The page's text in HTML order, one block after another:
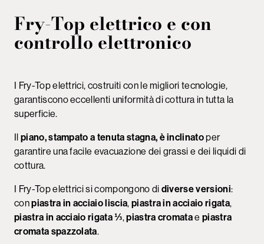
Fry-Top elettrico e con
controllo elettronico
I Fry-Top elettrici, costruiti con le migliori tecnologie,
garantiscono eccellenti uniformità di cottura in tutta la
superficie.
Il piano, stampato a tenuta stagna, è inclinatoper
garantire una facile evacuazione dei grassi e dei liquidi di
cottura.
I Fry-Top elettrici si compongono di diverse versioni:
conpiastra in acciaio liscia, piastra in acciaio rigata,
piastra in acciaio rigata ⅓,piastra cromataepiastra
cromata spazzolata.